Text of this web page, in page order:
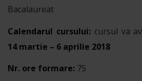
Bacalaureat
Calendarul cursului: cursul va
14 martie – 6 aprilie 2018
Nr. ore formare: 75